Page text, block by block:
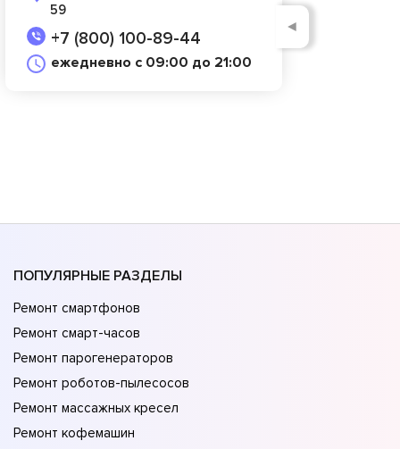
59
+7 (800) 100-89-44
ежедневно с 09:00 до 21:00
◄
ПОПУЛЯРНЫЕ РАЗДЕЛЫ
Ремонт смартфонов
Ремонт смарт-часов
Ремонт парогенераторов
Ремонт роботов-пылесосов
Ремонт массажных кресел
Ремонт кофемашин